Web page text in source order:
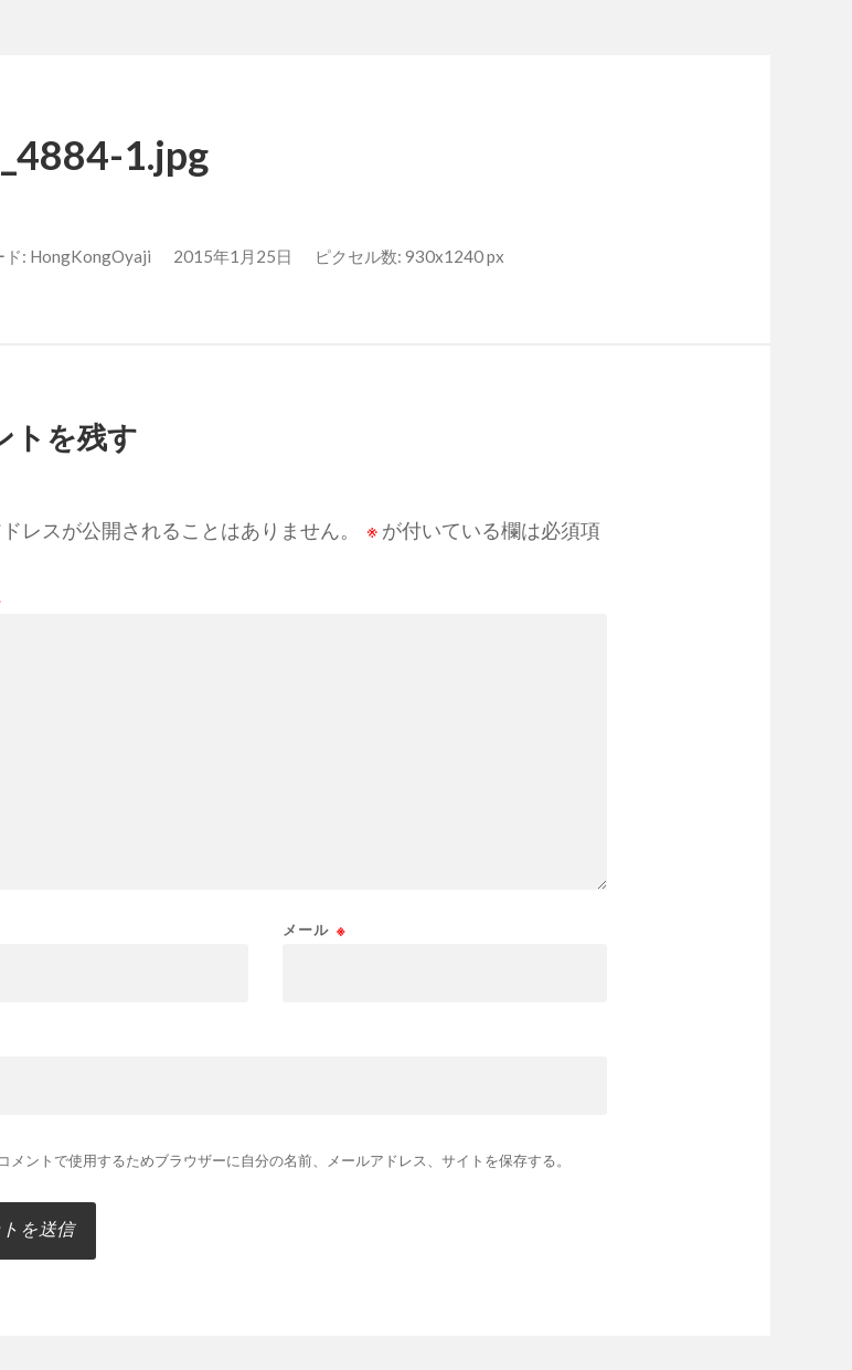
1.jpg
ド: HongKongOyaji 2015年1月25日 ピクセル数: 930x1240 px
トを残す
レスが公開されることはありません。 ※ が付いている欄は必須項
メール ※
メントで使用するためブラウザーに自分の名前、メールアドレス、サイトを保存する。